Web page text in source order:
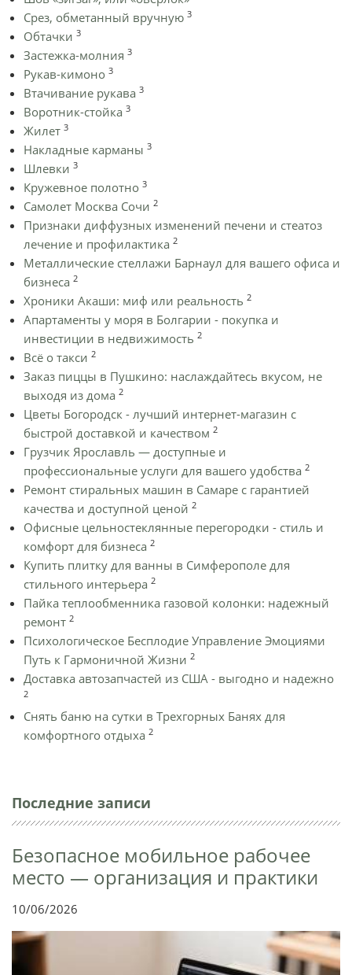
Срез, обметанный вручную 3
Обтачки 3
Застежка-молния 3
Рукав-кимоно 3
Втачивание рукава 3
Воротник-стойка 3
Жилет 3
Накладные карманы 3
Шлевки 3
Кружевное полотно 3
Самолет Москва Сочи 2
Признаки диффузных изменений печени и стеатоз
лечение и профилактика 2
Металлические стеллажи Барнаул для вашего офиса и
бизнеса 2
Хроники Акаши: миф или реальность 2
Апартаменты у моря в Болгарии - покупка и
инвестиции в недвижимость 2
Всё о такси 2
Заказ пиццы в Пушкино: наслаждайтесь вкусом, не
выходя из дома 2
Цветы Богородск - лучший интернет-магазин с
быстрой доставкой и качеством 2
Грузчик Ярославль — доступные и
профессиональные услуги для вашего удобства 2
Ремонт стиральных машин в Самаре с гарантией
качества и доступной ценой 2
Офисные цельностеклянные перегородки - стиль и
комфорт для бизнеса 2
Купить плитку для ванны в Симферополе для
стильного интерьера 2
Пайка теплообменника газовой колонки: надежный
ремонт 2
Психологическое Бесплодие Управление Эмоциями
Путь к Гармоничной Жизни 2
Доставка автозапчастей из США - выгодно и надежно
2
Снять баню на сутки в Трехгорных Банях для
комфортного отдыха 2
Последние записи
Безопасное мобильное рабочее
место — организация и практики
10/06/2026